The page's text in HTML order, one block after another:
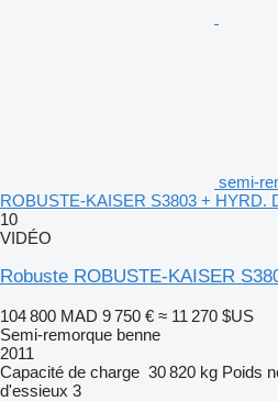
semi-
ROBUSTE-KAISER S3803 + HYRD.
10
VIDÉO
Robuste ROBUSTE-KAISER
104 800 MAD 9 750 € ≈ 11 270 $US
Semi-remorque benne
2011
Capacité de charge 30 820 kg Poids
d'essieux 3